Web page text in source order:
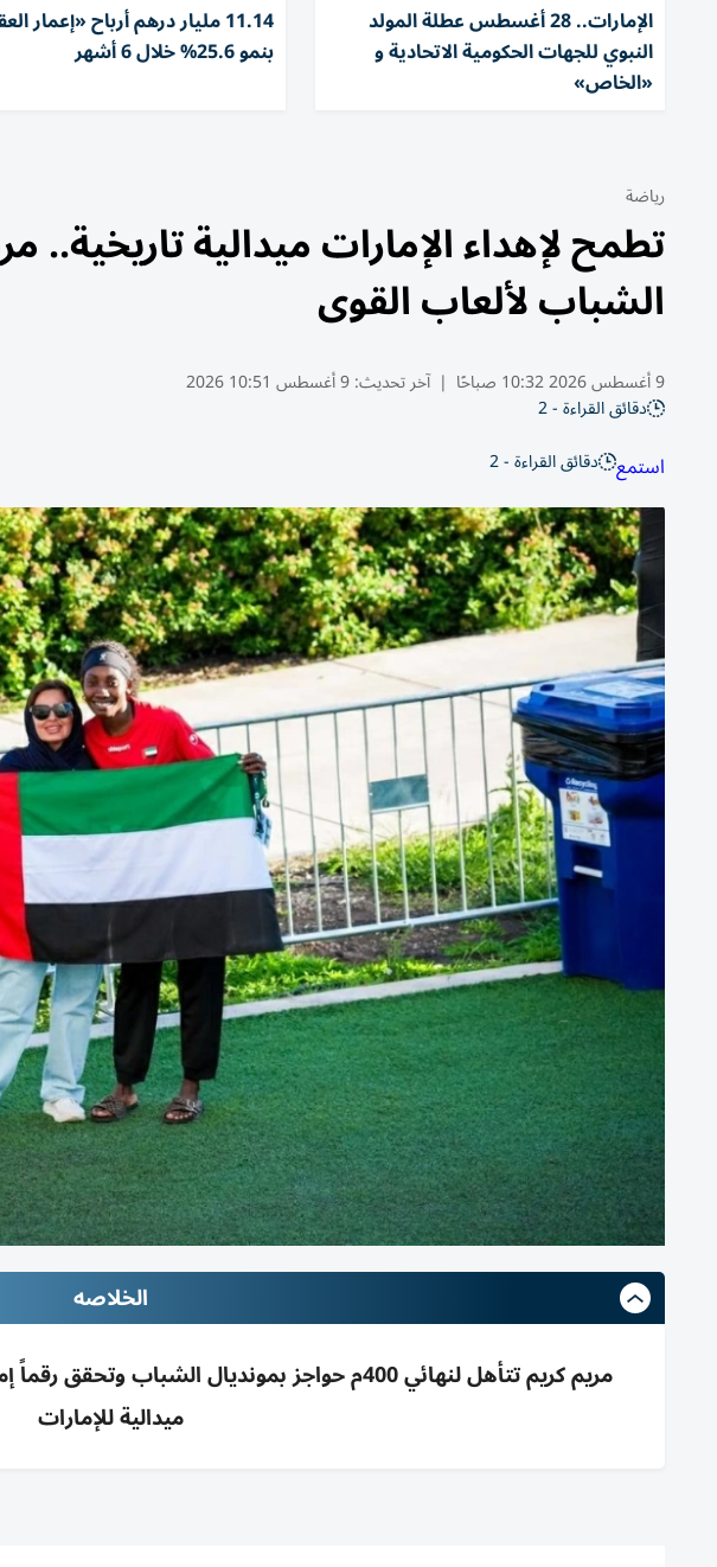
الإمارات.. 28 أغسطس عطلة المولد
النبوي للجهات الحكومية الاتحادية و
«الخاص»
11.14 مليار درهم أرباح «إعمار
بنمو 25.6% خلال 6 أشهر
رياضة
تطمح لإهداء الإمارات ميدالية تاريخية..
الشباب لألعاب القوى
9 أغسطس 2026 10:32 صباحًا | آخر تحديث:9 أغسطس 10:51 2026
دقائق القراءة - 2
استمع دقائق القراءة - 2
الخلاصه
ميدالية للإمارات